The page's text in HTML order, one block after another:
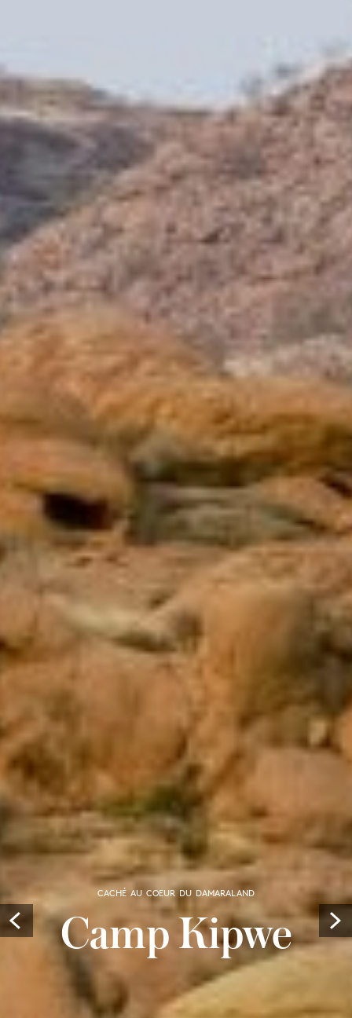
Prev
CACHÉ AU COEUR DU DAMARALAND
Camp Kipwe